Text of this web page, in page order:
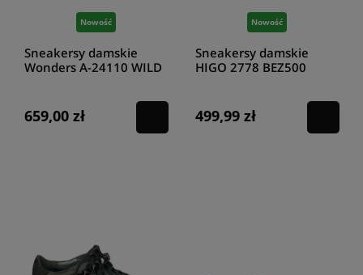
Nowość
Sneakersy damskie
Wonders A-24110 WILD
659,00 zł
Nowość
Sneakersy damskie
HIGO 2778 BEZ500
499,99 zł